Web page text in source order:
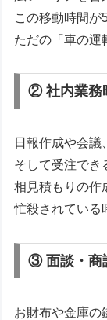
この移動時間が
ただの「車の運
② 社内業務
日報作成や会議、
そして受注でき
相見積もりの作
忙殺されている
③ 面談・商
お財布や金庫の